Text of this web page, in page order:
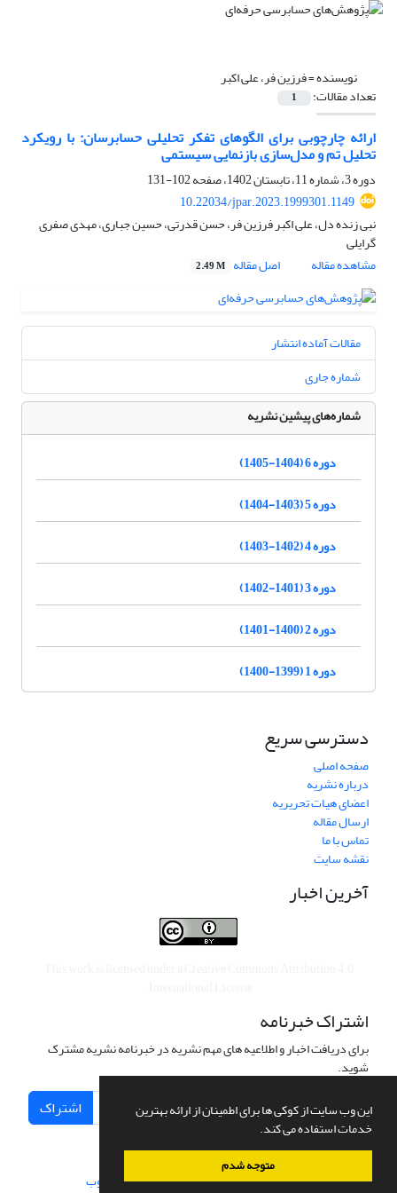
این وب سایت از کوکی ها برای اطمینان از ارائه بهترین
خدمات استفاده می کند.
متوجه شدم
نویسنده =فرزین فر، علی اکبر
تعداد مقالات: 1
ارائه چارچوبی برای الگوهای تفکر تحلیلی حسابرسان: با رویکرد
تحلیل تم و مدل‌سازی بازنمایی سیستمی
دوره 3، شماره 11، تابستان 1402، صفحه
102-131
10.22034/jpar.2023.1999301.1149
نبی زنده دل، علی اکبر فرزین فر، حسن قدرتی، حسین جباری، مهدی صفری
گرایلی
مشاهده مقاله
اصل مقاله 2.49 M
مقالات آماده انتشار
شماره جاری
شماره‌های پیشین نشریه
دوره 6 (1404-1405)
دوره 5 (1403-1404)
دوره 4 (1402-1403)
دوره 3 (1401-1402)
دوره 2 (1400-1401)
دوره 1 (1399-1400)
دسترسی سریع
صفحه اصلی
درباره نشریه
اعضای هیات تحریریه
ارسال مقاله
تماس با ما
نقشه سایت
آخرین اخبار
اشتراک خبرنامه
برای دریافت اخبار و اطلاعیه های مهم نشریه در خبرنامه نشریه مشترک
شوید.
اشتراک
سامانه مدیریت نشریات علمی.طراحی و پیاده سازی از سیناوب